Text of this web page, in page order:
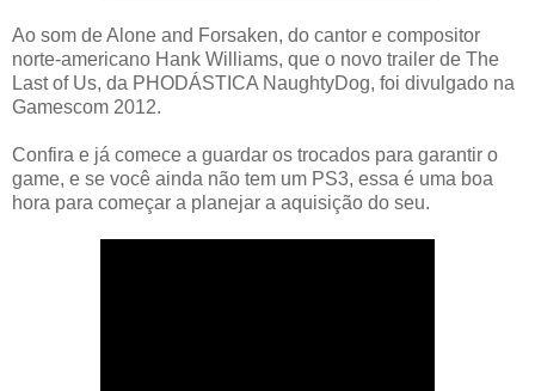
Ao som de Alone and Forsaken, do cantor e compositor
norte-americano Hank Williams, que o novo trailer de The
Last of Us, da PHODÁSTICA NaughtyDog, foi divulgado na
Gamescom 2012.
Confira e já comece a guardar os trocados para garantir o
game, e se você ainda não tem um PS3, essa é uma boa
hora para começar a planejar a aquisição do seu.